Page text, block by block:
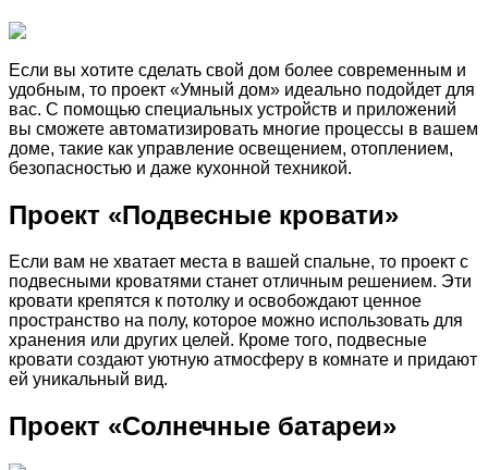
Если вы хотите сделать свой дом более современным и
удобным, то проект «Умный дом» идеально подойдет для
вас. С помощью специальных устройств и приложений
вы сможете автоматизировать многие процессы в вашем
доме, такие как управление освещением, отоплением,
безопасностью и даже кухонной техникой.
Проект «Подвесные кровати»
Если вам не хватает места в вашей спальне, то проект с
подвесными кроватями станет отличным решением. Эти
кровати крепятся к потолку и освобождают ценное
пространство на полу, которое можно использовать для
хранения или других целей. Кроме того, подвесные
кровати создают уютную атмосферу в комнате и придают
ей уникальный вид.
Проект «Солнечные батареи»